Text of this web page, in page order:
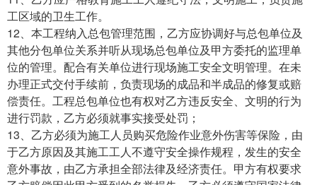
工区域的卫生工作。
12、本工程纳入总包管理范围，乙方应协调好与总包单位及
其他分包单位关系并听从现场总包单位及甲方委托的监理单
位的管理。配合有关单位进行现场施工安全文明管理。在未
办理正式交付手续前，负责现场的成品和半成品的修复或赔
偿责任。工程总包单位也有权对乙方违反安全、文明的行为
进行罚款，乙方必须就事实接受处罚；
13、乙方必须为施工人员购买危险作业意外伤害等保险，由
于乙方原因及其施工工人不遵守安全操作规程，发生的安全
意外事故，由乙方承担全部法律及经济责任。甲方有权要求